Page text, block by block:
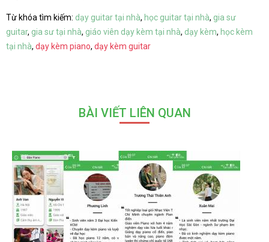
Từ khóa tìm kiếm: dạy guitar tại nhà, học guitar tại nhà, gia sư
guitar, gia sư tại nhà, giáo viên dạy kèm tại nhà, dạy kèm, học kèm
tại nhà, dạy kèm piano, dạy kèm guitar
BÀI VIẾT LIÊN QUAN